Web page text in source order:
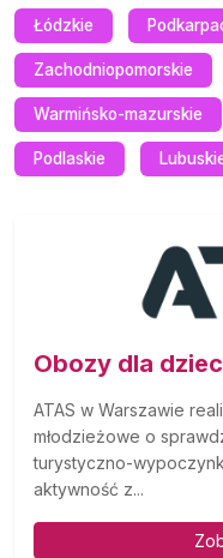
Łódzkie
Zachodniopomorskie
Warmińsko-mazurskie
Podlaskie
Obozy dla
ATAS w Warszawie
młodzieżowe o
turystyczno-
aktywność z...